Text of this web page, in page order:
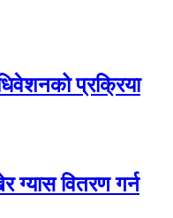
प्रक्रिया
ग्यास वितरण गर्न